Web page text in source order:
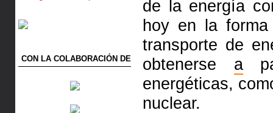
CON LA COLABORACIÓN DE
de la energía
hoy en la
transporte de
obtenerse a
energéticas,
nuclear.